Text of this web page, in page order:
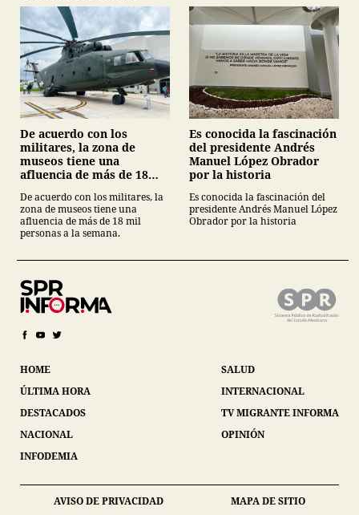
De acuerdo con los
militares, la zona de
museos tiene una
afluencia de más de 18
De acuerdo con los militares, la
zona de museos tiene una
afluencia de más de 18 mil
personas a la semana.
Es conocida la fascinación
del presidente Andrés
Manuel López Obrador
por la historia
Es conocida la fascinación del
presidente Andrés Manuel López
Obrador por la historia
HOME
ÚLTIMA HORA
DESTACADOS
NACIONAL
INFODEMIA
SALUD
INTERNACIONAL
TV MIGRANTE INFORMA
OPINIÓN
AVISO DE PRIVACIDAD MAPA DE SITIO